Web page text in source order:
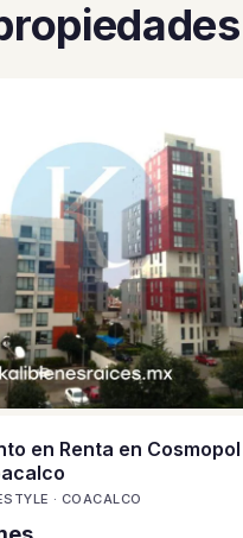
en Renta en Cosmopol
· COACALCO